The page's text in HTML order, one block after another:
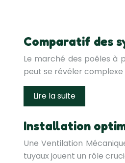
Comparatif des
Le marché des poêles à
peut se révéler
Lire la suite
Installation
Une Ventilation
tuyaux jouent un rôle